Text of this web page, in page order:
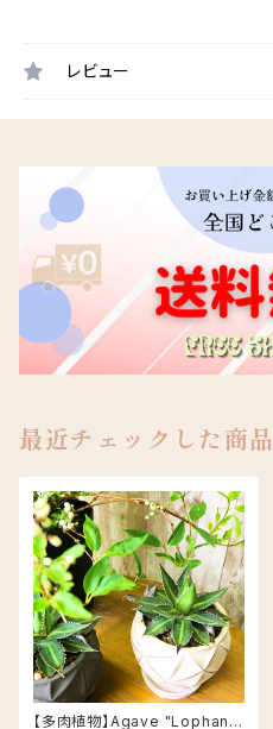
レビュー
最近チェックした商品
【多肉植物】Agave "Lophanth